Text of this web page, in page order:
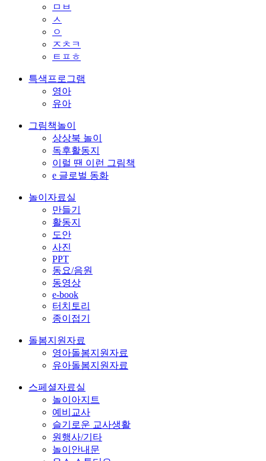
ㅁㅂ
ㅅ
ㅇ
ㅈㅊㅋ
ㅌㅍㅎ
특색프로그램
영아
유아
그림책놀이
상상북 놀이
독후활동지
이럴 땐 이런 그림책
e 글로벌 동화
놀이자료실
만들기
활동지
도안
사진
PPT
동요/음원
동영상
e-book
터치토리
종이접기
돌봄지원자료
영아돌봄지원자료
유아돌봄지원자료
스페셜자료실
놀이아지트
예비교사
슬기로운 교사생활
원행사/기타
놀이안내문